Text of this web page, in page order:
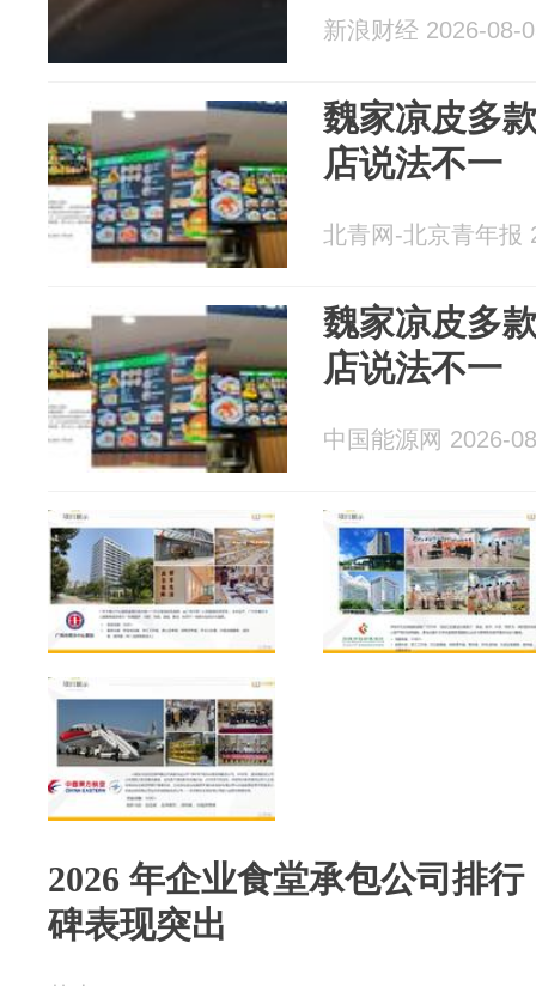
新浪财经 2026-08-
魏家凉皮多
店说法不一
北青网-北京青年报
魏家凉皮多
店说法不一
中国能源网 2026-
2026 年企业食堂承包公司排
碑表现突出